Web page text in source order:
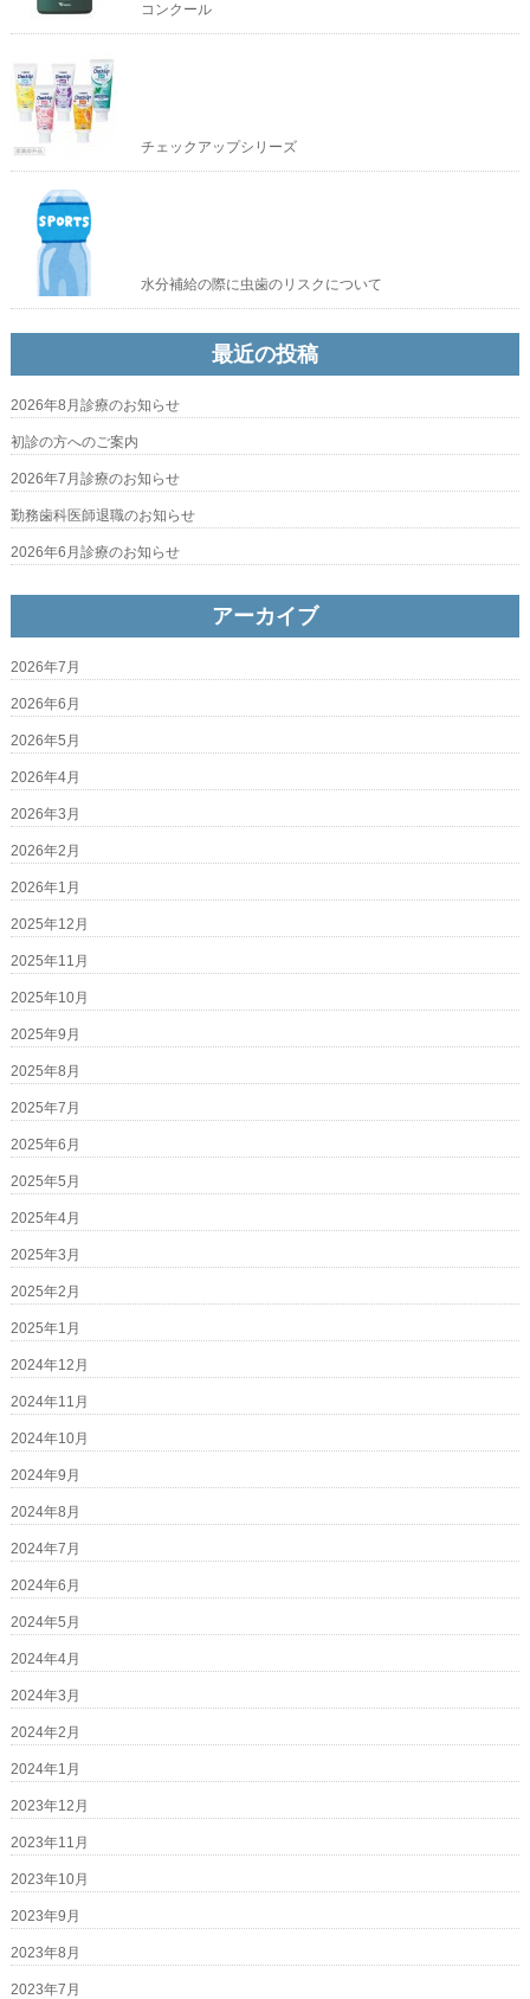
コンクール
チェックアップシリーズ
水分補給の際に虫歯のリスクについて
最近の投稿
2026年8月診療のお知らせ
初診の方へのご案内
2026年7月診療のお知らせ
勤務歯科医師退職のお知らせ
2026年6月診療のお知らせ
アーカイブ
2026年7月
2026年6月
2026年5月
2026年4月
2026年3月
2026年2月
2026年1月
2025年12月
2025年11月
2025年10月
2025年9月
2025年8月
2025年7月
2025年6月
2025年5月
2025年4月
2025年3月
2025年2月
2025年1月
2024年12月
2024年11月
2024年10月
2024年9月
2024年8月
2024年7月
2024年6月
2024年5月
2024年4月
2024年3月
2024年2月
2024年1月
2023年12月
2023年11月
2023年10月
2023年9月
2023年8月
2023年7月